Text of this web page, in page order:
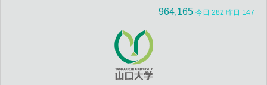
964,165 今日 282 昨日 147